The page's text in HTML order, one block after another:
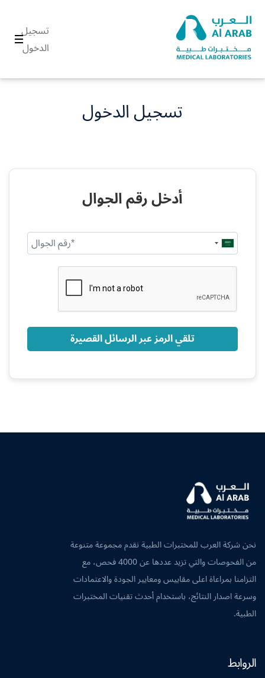
تسجيل
الدخول
تسجيل الدخول
أدخل رقم الجوال
Saudi
Arabia
تلقي الرمز عبر الرسائل القصيرة
نحن شركة العرب للمختبرات الطبية نقدم مجموعة متنوعة
من الفحوصات والتي تزيد عددها عن 4000 فحص، مع
التزامنا بمراعاة اعلى مقاييس ومعايير الجودة والاعتمادات
وسرعة اصدار النتائج، باستخدام أحدث تقنيات المختبرات
الطبية.
الروابط